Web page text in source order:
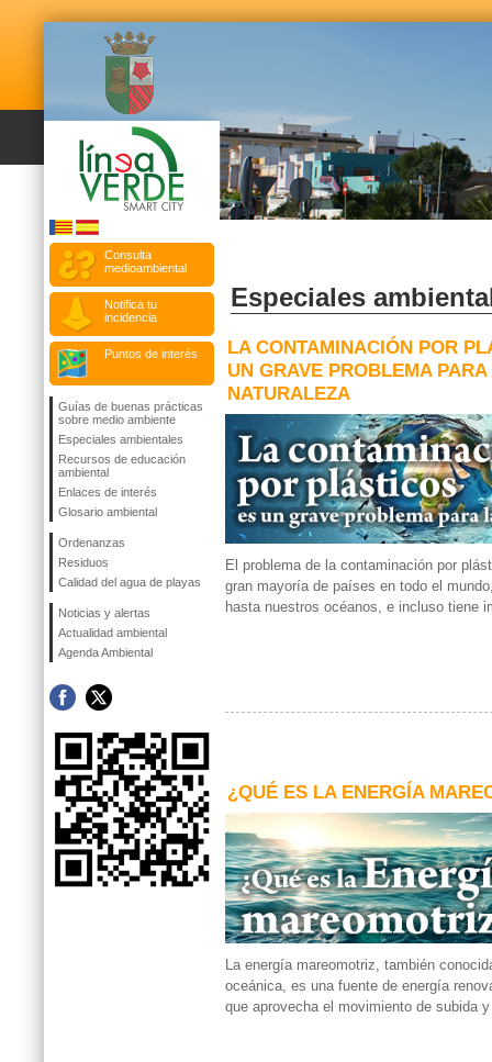
Consulta
medioambiental
Notifica tu
incidencia
Puntos de interés
Guías de buenas prácticas
sobre medio ambiente
Especiales ambientales
Recursos de educación
ambiental
Enlaces de interés
Glosario ambiental
Ordenanzas
Residuos
Calidad del agua de playas
Noticias y alertas
Actualidad ambiental
Agenda Ambiental
Especiales
LA CONTAMINACIÓN POR
UN GRAVE PROBLEMA PARA
NATURALEZA
El problema de la contaminación por
gran mayoría de países en todo el
hasta nuestros océanos, e incluso tiene
¿QUÉ ES LA ENERGÍA
La energía mareomotriz, también
oceánica, es una fuente de energía
que aprovecha el movimiento de subida